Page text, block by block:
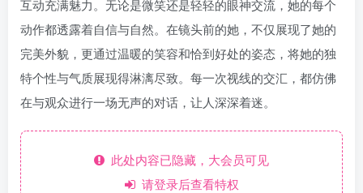
互动充满魅力。无论是微笑还是轻轻的眼神交流，她的每个
动作都透露着自信与自然。在镜头前的她，不仅展现了她的
完美外貌，更通过温暖的笑容和恰到好处的姿态，将她的独
特个性与气质展现得淋漓尽致。每一次视线的交汇，都仿佛
在与观众进行一场无声的对话，让人深深着迷。
此处内容已隐藏，大会员可见
请登录后查看特权